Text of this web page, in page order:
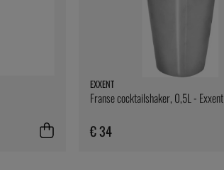
EXXENT
Franse cocktailshaker, 0,5L - Exxent
€ 34